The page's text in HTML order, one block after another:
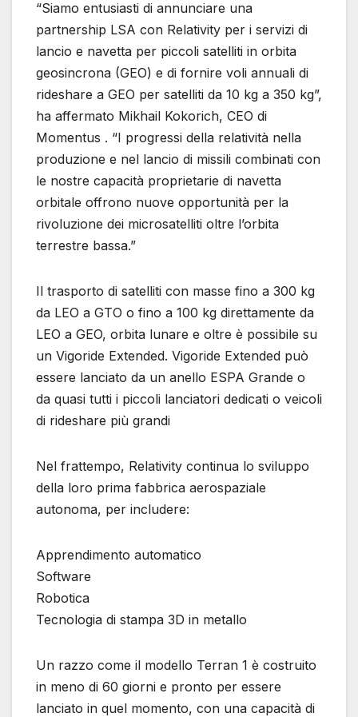
“Siamo entusiasti di annunciare una
partnership LSA con Relativity per i servizi di
lancio e navetta per piccoli satelliti in orbita
geosincrona (GEO) e di fornire voli annuali di
rideshare a GEO per satelliti da 10 kg a 350 kg”,
ha affermato Mikhail Kokorich, CEO di
Momentus . “I progressi della relatività nella
produzione e nel lancio di missili combinati con
le nostre capacità proprietarie di navetta
orbitale offrono nuove opportunità per la
rivoluzione dei microsatelliti oltre l’orbita
terrestre bassa.”
Il trasporto di satelliti con masse fino a 300 kg
da LEO a GTO o fino a 100 kg direttamente da
LEO a GEO, orbita lunare e oltre è possibile su
un Vigoride Extended. Vigoride Extended può
essere lanciato da un anello ESPA Grande o
da quasi tutti i piccoli lanciatori dedicati o veicoli
di rideshare più grandi
Nel frattempo, Relativity continua lo sviluppo
della loro prima fabbrica aerospaziale
autonoma, per includere:
Apprendimento automatico
Software
Robotica
Tecnologia di stampa 3D in metallo
Un razzo come il modello Terran 1 è costruito
in meno di 60 giorni e pronto per essere
lanciato in quel momento, con una capacità di